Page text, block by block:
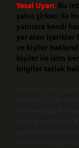
Yasal Uyarı: Bu
şahıs şirketi ile
yalnızca kendi
yer alan içerikler
ve kişiler
kişiler ile isim
bilgiler taslak
Sitemiz, 5651
Kurumu (BTK)
vermektedir. Bu
veya araştırma
yazdıkları
bu sorumluluğu